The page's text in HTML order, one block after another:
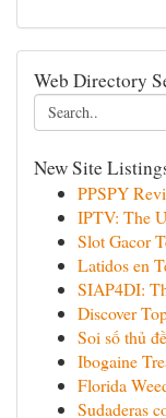
Web Directory
New Site
PPSPY
IPTV: The
Slot Gacor
Latidos en
SIAP4DI:
Discover
Soi số thủ
Ibogaine
Florida
Sudaderas